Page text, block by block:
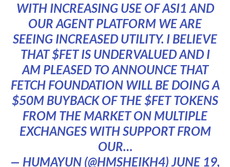
WITH INCREASING USE OF ASI1 AND
OUR AGENT PLATFORM WE ARE
SEEING INCREASED UTILITY. I BELIEVE
THAT$FETIS UNDERVALUED AND I
AM PLEASED TO ANNOUNCE THAT
FETCH FOUNDATION WILL BE DOING A
$50M BUYBACK OF THE$FETTOKENS
FROM THE MARKET ON MULTIPLE
EXCHANGES WITH SUPPORT FROM
OUR…
— HUMAYUN (@HMSHEIKH4)JUNE 19,